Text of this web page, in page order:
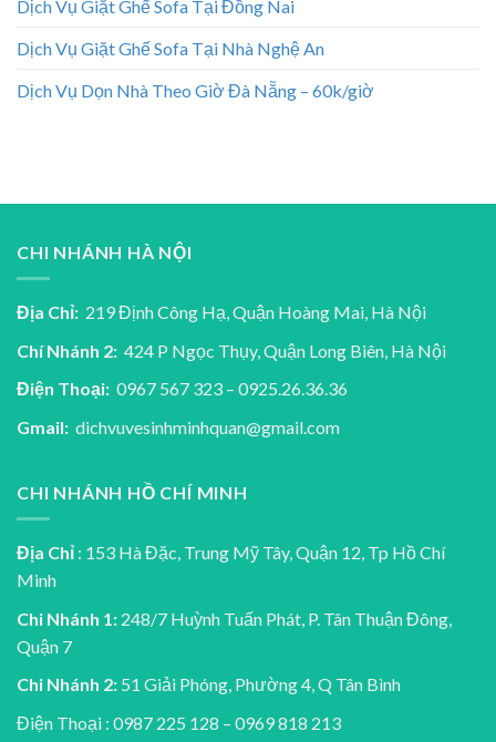
Dịch Vụ Giặt Ghế Sofa Tại Đồng Nai
Dịch Vụ Giặt Ghế Sofa Tại Nhà Nghệ An
Dịch Vụ Dọn Nhà Theo Giờ Đà Nẵng – 60k/giờ
CHI NHÁNH HÀ NỘI
Địa Chỉ: 219 Định Công Hạ, Quận Hoàng Mai, Hà Nội
Chí Nhánh 2: 424 P Ngọc Thụy, Quận Long Biên, Hà Nội
Điện Thoại: 0967 567 323 – 0925.26.36.36
Gmail: dichvuvesinhminhquan@gmail.com
CHI NHÁNH HỒ CHÍ MINH
Địa Chỉ : 153 Hà Đặc, Trung Mỹ Tây, Quận 12, Tp Hồ Chí
Minh
Chi Nhánh 1: 248/7 Huỳnh Tuấn Phát, P. Tân Thuận Đông,
Quận 7
Chi Nhánh 2: 51 Giải Phóng, Phường 4, Q Tân Bình
Điện Thoại : 0987 225 128 – 0969 818 213